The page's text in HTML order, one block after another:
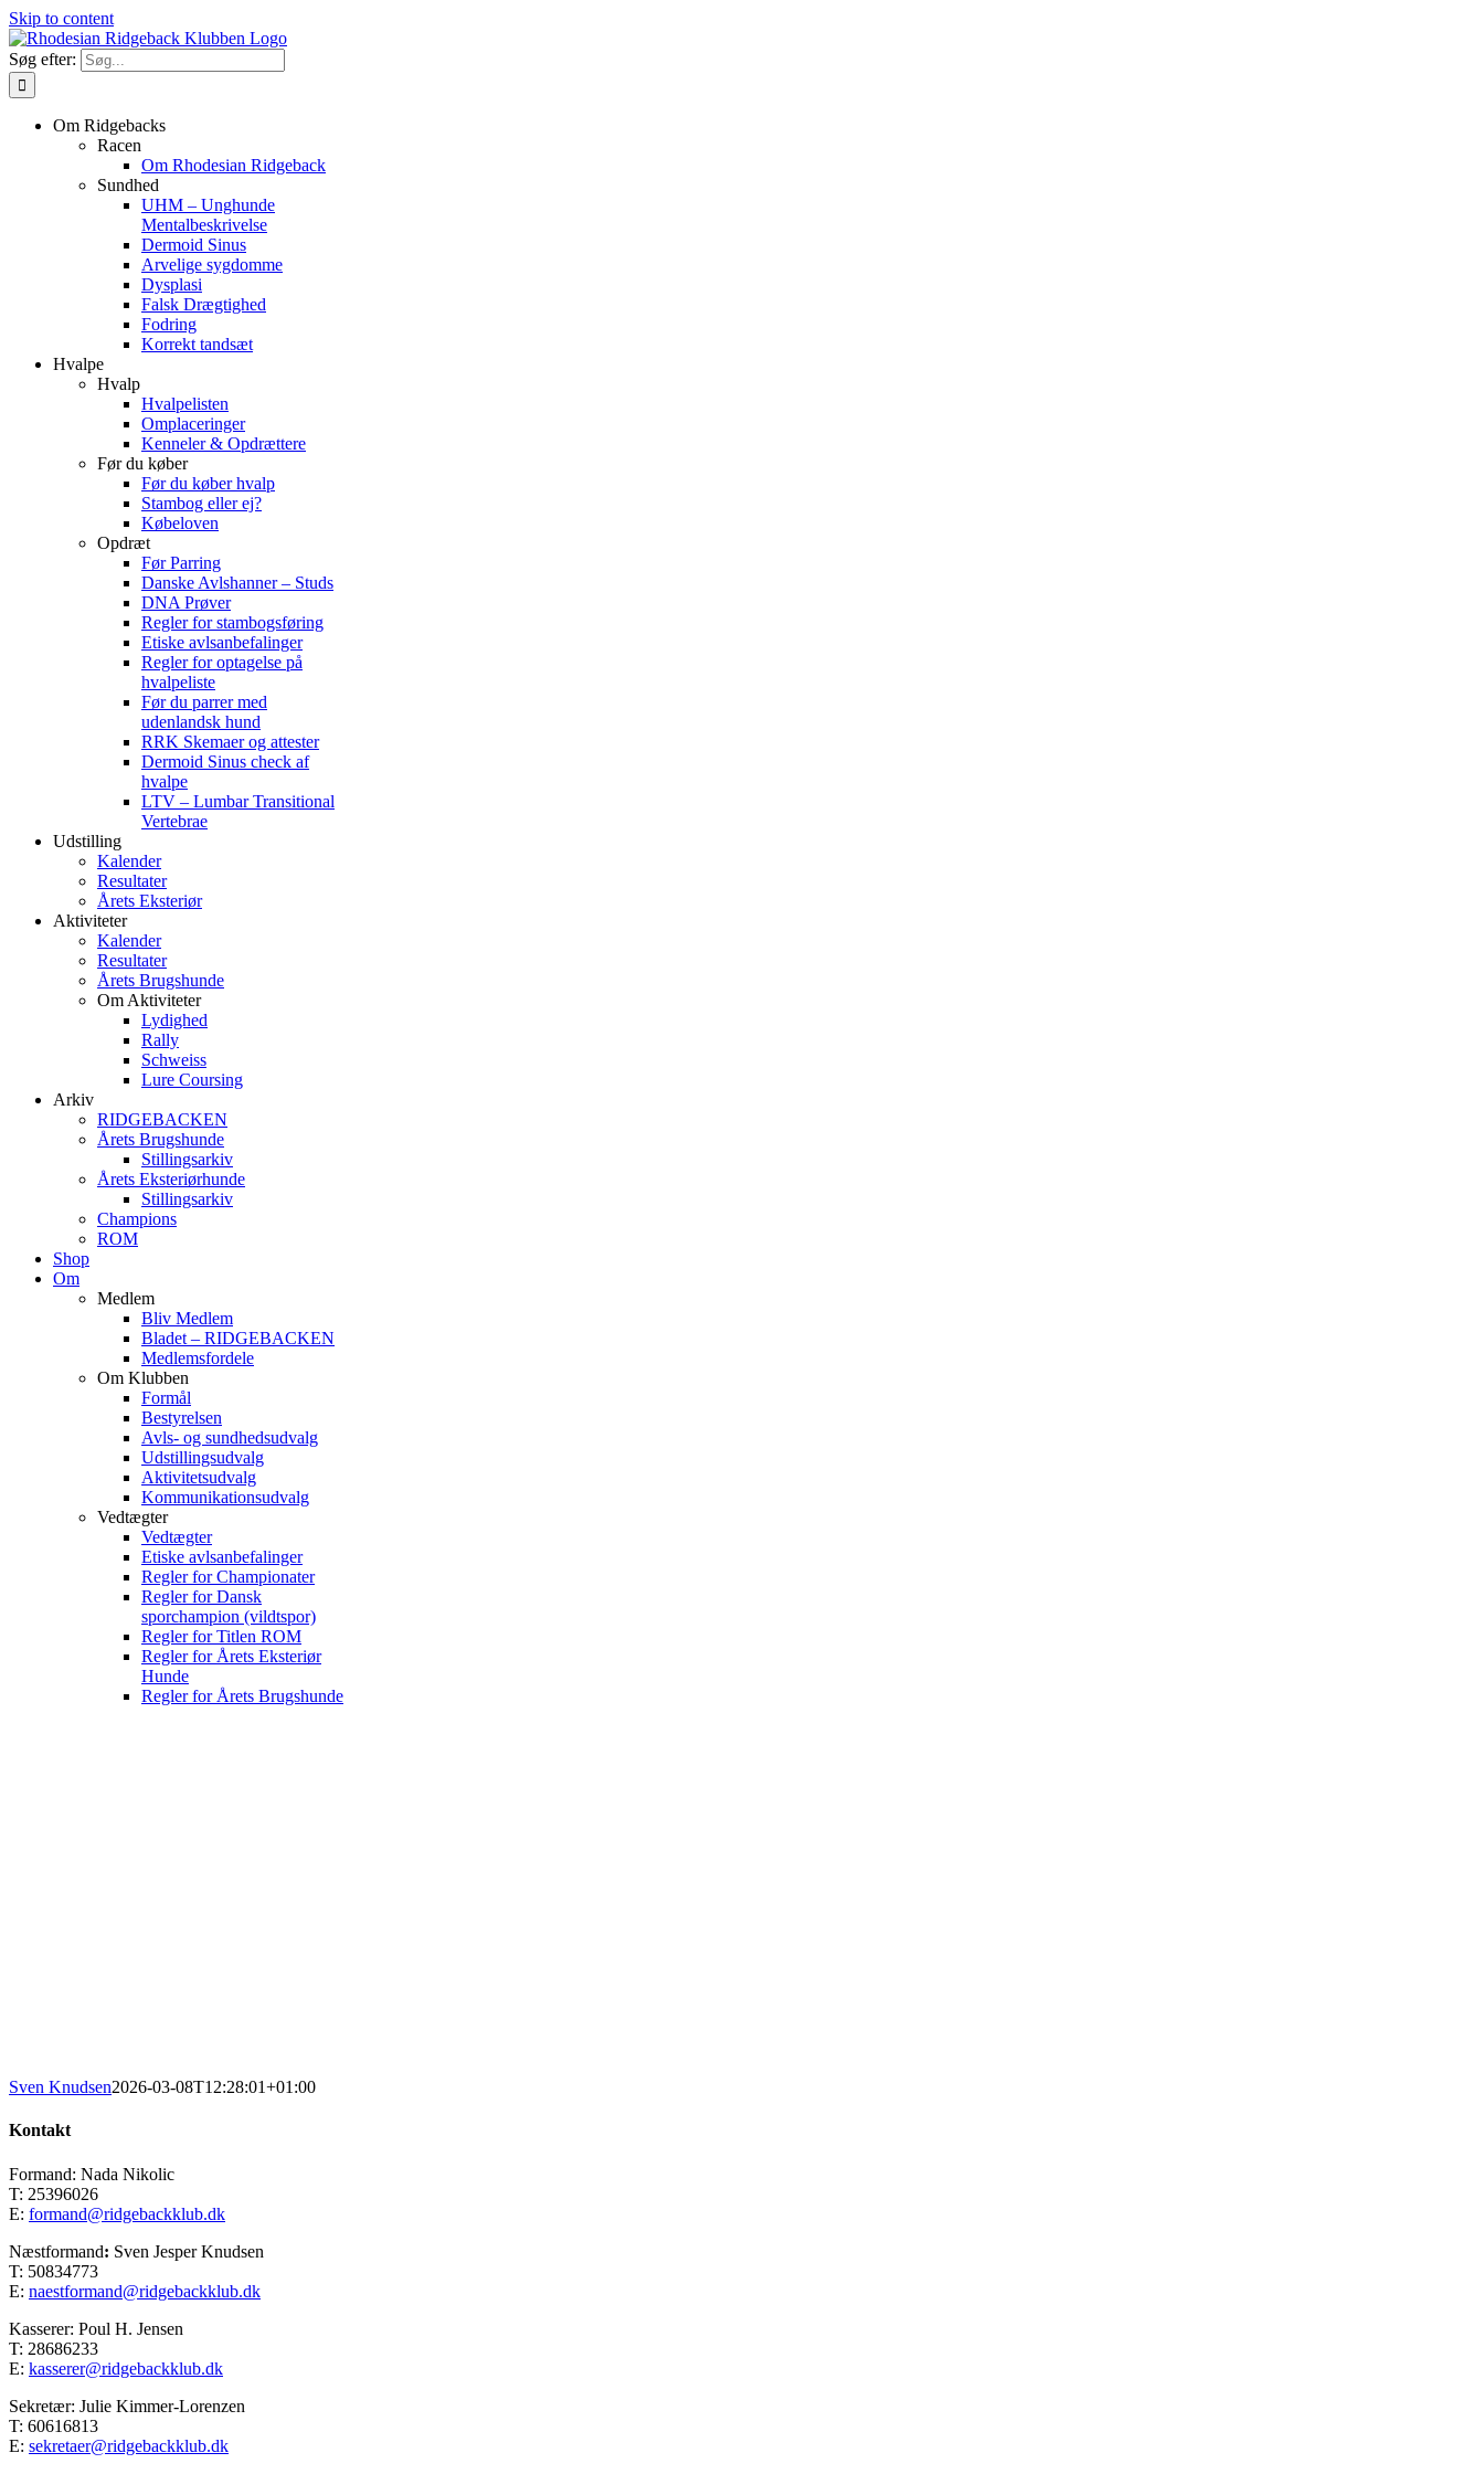
Skip to content
Søg efter:
Om Ridgebacks
Racen
Om Rhodesian Ridgeback
Sundhed
UHM – Unghunde
Mentalbeskrivelse
Dermoid Sinus
Arvelige sygdomme
Dysplasi
Falsk Drægtighed
Fodring
Korrekt tandsæt
Hvalpe
Hvalp
Hvalpelisten
Omplaceringer
Kenneler & Opdrættere
Før du køber
Før du køber hvalp
Stambog eller ej?
Købeloven
Opdræt
Før Parring
Danske Avlshanner – Studs
DNA Prøver
Regler for stambogsføring
Etiske avlsanbefalinger
Regler for optagelse på
hvalpeliste
Før du parrer med
udenlandsk hund
RRK Skemaer og attester
Dermoid Sinus check af
hvalpe
LTV – Lumbar Transitional
Vertebrae
Udstilling
Kalender
Resultater
Årets Eksteriør
Aktiviteter
Kalender
Resultater
Årets Brugshunde
Om Aktiviteter
Lydighed
Rally
Schweiss
Lure Coursing
Arkiv
RIDGEBACKEN
Årets Brugshunde
Stillingsarkiv
Årets Eksteriørhunde
Stillingsarkiv
Champions
ROM
Shop
Om
Medlem
Bliv Medlem
Bladet – RIDGEBACKEN
Medlemsfordele
Om Klubben
Formål
Bestyrelsen
Avls- og sundhedsudvalg
Udstillingsudvalg
Aktivitetsudvalg
Kommunikationsudvalg
Vedtægter
Vedtægter
Etiske avlsanbefalinger
Regler for Championater
Regler for Dansk
sporchampion (vildtspor)
Regler for Titlen ROM
Regler for Årets Eksteriør
Hunde
Regler for Årets Brugshunde
Sven Knudsen2026-03-08T12:28:01+01:00
Kontakt
Formand: Nada Nikolic
T: 25396026
E: formand@ridgebackklub.dk
Næstformand: Sven Jesper Knudsen
T: 50834773
E: naestformand@ridgebackklub.dk
Kasserer: Poul H. Jensen
T: 28686233
E: kasserer@ridgebackklub.dk
Sekretær: Julie Kimmer-Lorenzen
T: 60616813
E: sekretaer@ridgebackklub.dk